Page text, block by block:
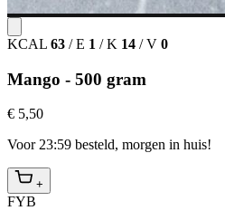
KCAL 63 / E 1 / K 14 / V 0
Mango - 500 gram
€ 5,50
Voor 23:59 besteld, morgen in huis!
+
FYB